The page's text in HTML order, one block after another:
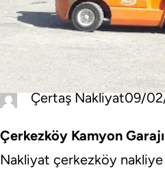
Çertaş Nakliyat09/
Çerkezköy Kamyon
Nakliyat çerkezköy